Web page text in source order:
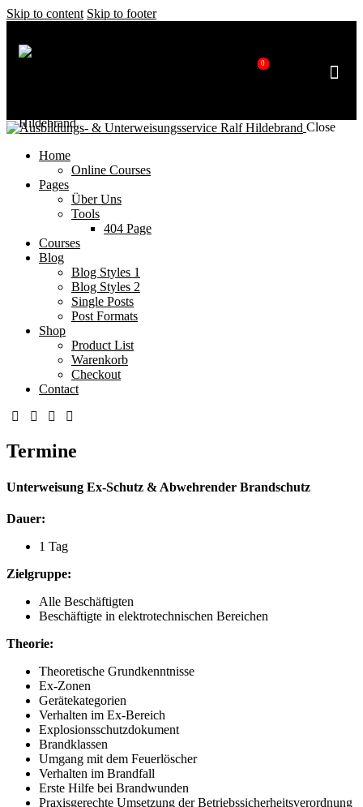
Skip to content Skip to footer
0
Close
Home
Online Courses
Pages
Über Uns
Tools
404 Page
Courses
Blog
Blog Styles 1
Blog Styles 2
Single Posts
Post Formats
Shop
Product List
Warenkorb
Checkout
Contact
Termine
Unterweisung Ex-Schutz & Abwehrender Brandschutz
Dauer:
1 Tag
Zielgruppe:
Alle Beschäftigten
Beschäftigte in elektrotechnischen Bereichen
Theorie:
Theoretische Grundkenntnisse
Ex-Zonen
Gerätekategorien
Verhalten im Ex-Bereich
Explosionsschutzdokument
Brandklassen
Umgang mit dem Feuerlöscher
Verhalten im Brandfall
Erste Hilfe bei Brandwunden
Praxisgerechte Umsetzung der Betriebssicherheitsverordnung